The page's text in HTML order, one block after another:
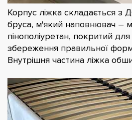
Корпус ліжка складається з
бруса, м'який наповнювач –
пінополіуретан, покритий
збереження правильної
Внутрішня частина ліжка